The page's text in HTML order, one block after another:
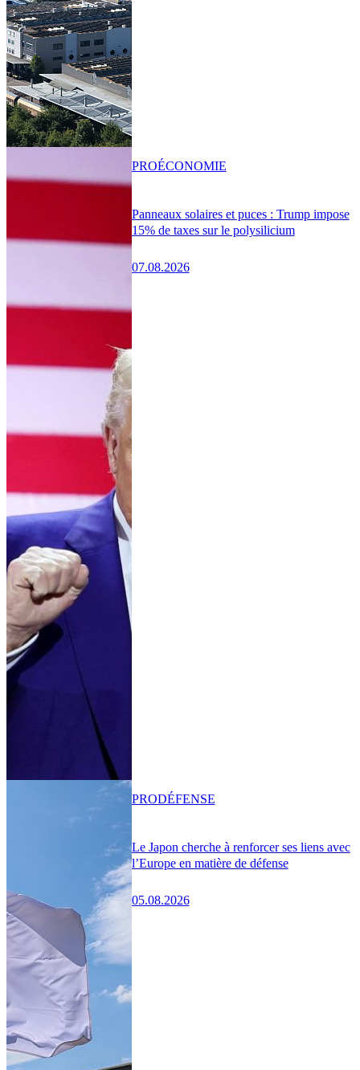
Panneaux solaires et puces : Trump impose
15% de taxes sur le polysilicium
07.08.2026
PROÉCONOMIE
Le Japon cherche à renforcer ses liens avec
l’Europe en matière de défense
05.08.2026
PRODÉFENSE